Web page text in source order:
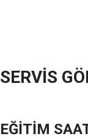
SERVİS
EĞİTİM